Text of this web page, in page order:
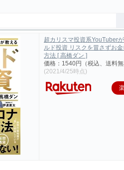
超カリスマ投資系YouTuber
ルド投資 リスクを冒さずお
方法 [ 高橋ダン ]
価格：1540円（税込、送料
(2021/4/25時点)